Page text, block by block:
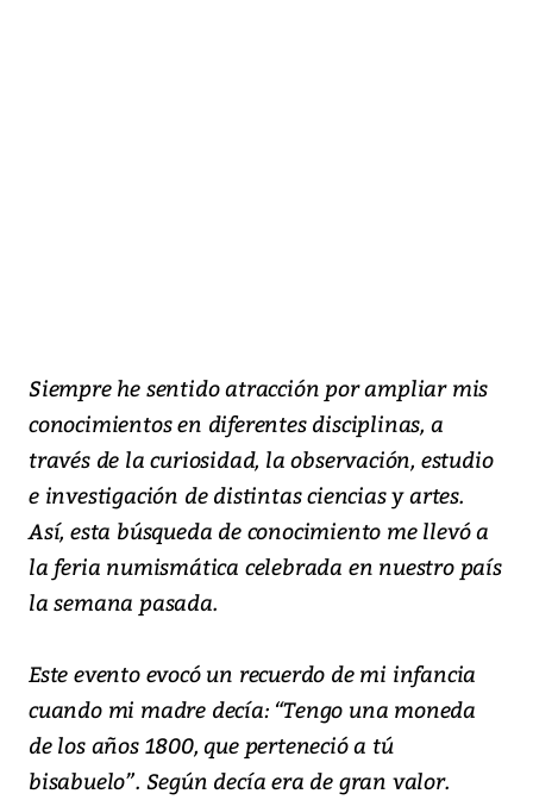
Siempre he sentido atracción por ampliar mis
conocimientos en diferentes disciplinas, a
través de la curiosidad, la observación, estudio
e investigación de distintas ciencias y artes.
Así, esta búsqueda de conocimiento me llevó a
la feria numismática celebrada en nuestro país
la semana pasada.
Este evento evocó un recuerdo de mi infancia
cuando mi madre decía: “Tengo una moneda
de los años 1800, que perteneció a tú
bisabuelo”. Según decía era de gran valor.